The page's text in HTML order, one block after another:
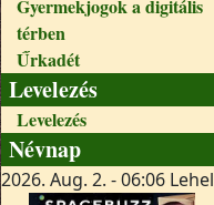
Gyermekjogok a digitális
térben
Űrkadét
Levelezés
Levelezés
Névnap
2026. Aug. 2. - 06:06 Lehel